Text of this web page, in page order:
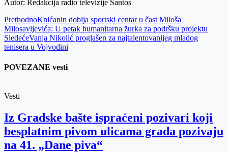
Autor: Redakcija radio televizije Santos
PrethodnoKnićanin dobija sportski centar u čast Miloša
Milosavljevića: U petak humanitarna žurka za podršku projektu
SledećeVanja Nikolić proglašen za najtalentovanijeg mladog
tenisera u Vojvodini
POVEZANE vesti
Vesti
Iz Gradske bašte ispraćeni pozivari koji
besplatnim pivom ulicama grada pozivaju
na 41. „Dane piva“